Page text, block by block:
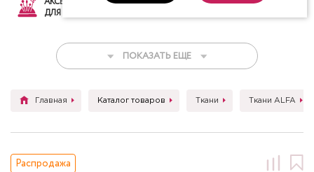
ДЛЯ ШИТЬЯ
ТКАНИ НИТКИ
ПОКАЗАТЬ ЕЩЕ
Главная Каталог товаров Ткани Ткани ALFA
Распродажа